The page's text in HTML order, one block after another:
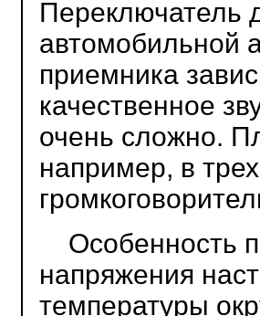
Переключатель
автомобильной
приемника
качественное
очень сложно.
например, в
Особенность
напряжения
температуры